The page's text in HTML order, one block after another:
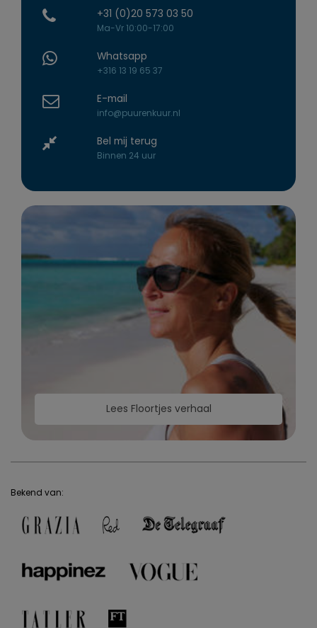
+31 (0)20 573 03 50
Ma-Vr 10:00-17:00
Whatsapp
+316 13 19 65 37
E-mail
info@puurenkuur.nl
Bel mij terug
Binnen 24 uur
Lees Floortjes verhaal
Bekend van: